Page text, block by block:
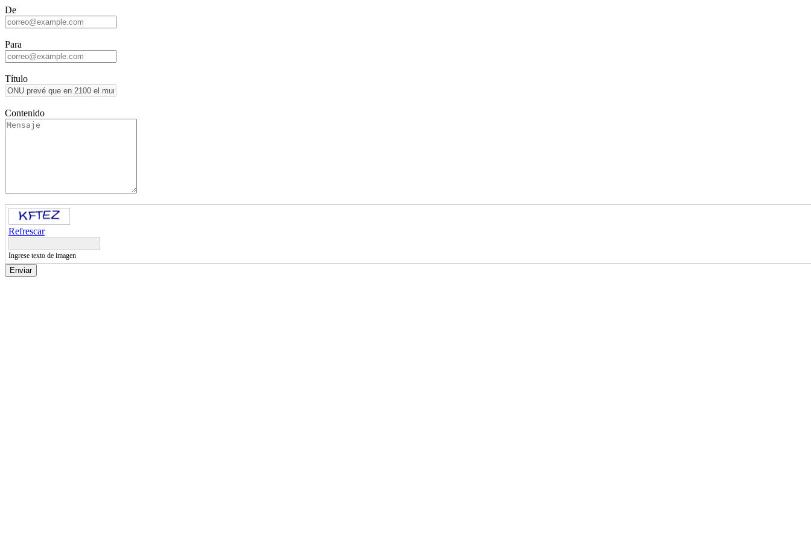
De
Para
Título
Contenido
Refrescar
Ingrese texto de imagen